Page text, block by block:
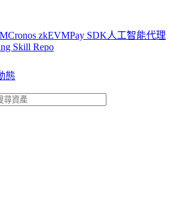
Cronos zkEVMPay SDK人工智能代理
Skill Repo
態